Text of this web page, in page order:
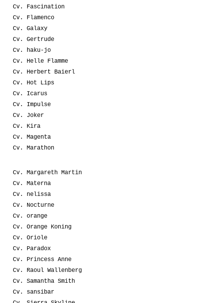
Cv. Fascination
Cv. Flamenco
Cv. Galaxy
Cv. Gertrude
Cv. haku-jo
Cv. Helle Flamme
Cv. Herbert Baierl
Cv. Hot Lips
Cv. Icarus
Cv. Impulse
Cv. Joker
Cv. Kira
Cv. Magenta
Cv. Marathon
Cv. Margareth Martin
Cv. Materna
Cv. nelissa
Cv. Nocturne
Cv. orange
Cv. Orange Koning
Cv. Oriole
Cv. Paradox
Cv. Princess Anne
Cv. Raoul Wallenberg
Cv. Samantha Smith
Cv. sansibar